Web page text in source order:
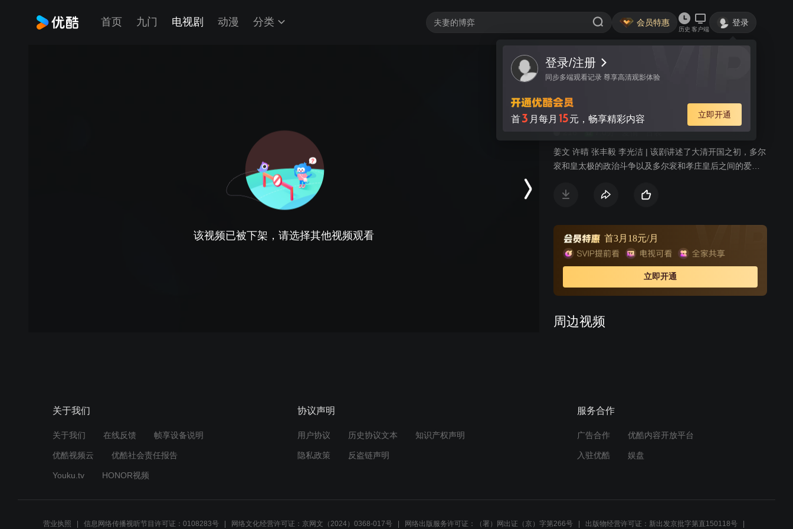
首页 九门 电视剧 动漫 分类 会员特惠
历史 客户端
登录
登录/注册
同步多端观看记录 尊享高清观影体验
首3 月每月 15元，畅享精彩内容 立即开通
该视频已被下架，请选择其他视频观看
视频 讨论
大清风云
7.0分 爱情 古装
姜文 许晴 张丰毅 李光洁 | 该剧讲述了大清开国之初，多尔
衮和皇太极的政治斗争以及多尔衮和孝庄皇后之间的爱情
臣多尔衮，经过多年南征北伐，成功扩充满清版图，最终
儿，惜征战期间，其兄皇太极不但占据本属于自己的皇
位，更娶青梅竹马恋人大玉儿为妃，朝廷关系由此极度紧
张。
首3月18元/月
立即开通
周边视频
11:36
关于我们
关于我们 在线反馈 帧享设备说明
优酷视频云 优酷社会责任报告
Youku.tv HONOR视频
协议声明
用户协议 历史协议文本 知识产权声明
隐私政策 反盗链声明
服务合作
广告合作 优酷内容开放平台
入驻优酷 娱盘
营业执照 信息网络传播视听节目许可证：0108283号 网络文化经营许可证：京网文（2024）0368-017号 网络出版服务许可证：（署）网出证（京）字第266号 出版物经营许可证：新出发京批字第直150118号